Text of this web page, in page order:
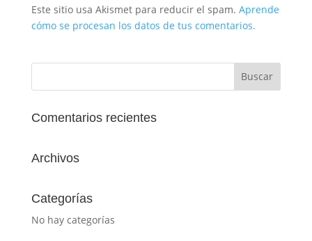
Este sitio usa Akismet para reducir el spam. Aprende
cómo se procesan los datos de tus comentarios.
Comentarios recientes
Archivos
Categorías
No hay categorías